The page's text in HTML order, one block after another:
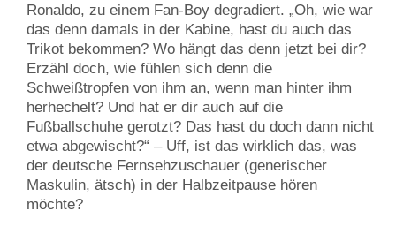
Ronaldo, zu einem Fan-Boy degradiert. „Oh, wie war
das denn damals in der Kabine, hast du auch das
Trikot bekommen? Wo hängt das denn jetzt bei dir?
Erzähl doch, wie fühlen sich denn die
Schweißtropfen von ihm an, wenn man hinter ihm
herhechelt? Und hat er dir auch auf die
Fußballschuhe gerotzt? Das hast du doch dann nicht
etwa abgewischt?“ – Uff, ist das wirklich das, was
der deutsche Fernsehzuschauer (generischer
Maskulin, ätsch) in der Halbzeitpause hören
möchte?